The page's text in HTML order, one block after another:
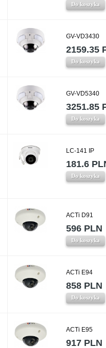
Do koszyka
GV-VD3430
2159.35
Do koszyka
GV-VD5340
3251.85
Do koszyka
LC-141 IP
181.6
Do koszyka
ACTi D91
596 PLN
Do koszyka
ACTi E94
858 PLN
Do koszyka
ACTi E95
917 PLN